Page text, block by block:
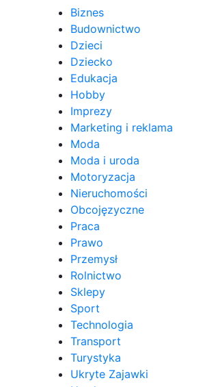
Biznes
Budownictwo
Dzieci
Dziecko
Edukacja
Hobby
Imprezy
Marketing i reklama
Moda
Moda i uroda
Motoryzacja
Nieruchomości
Obcojęzyczne
Praca
Prawo
Przemysł
Rolnictwo
Sklepy
Sport
Technologia
Transport
Turystyka
Ukryte Zajawki